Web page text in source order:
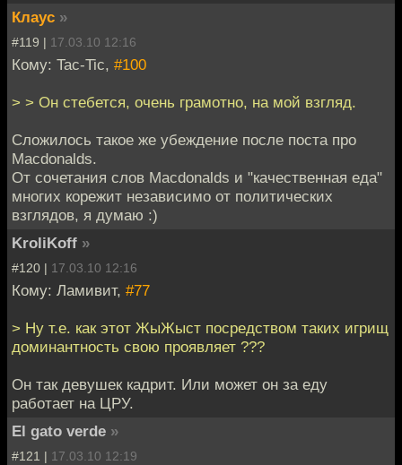
Клаус »
#119 | 17.03.10 12:16
Кому: Tac-Tic, #100
> > Он стебется, очень грамотно, на мой взгляд.
Сложилось такое же убеждение после поста про
Macdonalds.
От сочетания слов Macdonalds и "качественная еда"
многих корежит независимо от политических
взглядов, я думаю :)
KroliKoff »
#120 | 17.03.10 12:16
Кому: Ламивит, #77
> Ну т.е. как этот ЖыЖыст посредством таких игрищ
доминантность свою проявляет ???
Он так девушек кадрит. Или может он за еду
работает на ЦРУ.
El gato verde »
#121 | 17.03.10 12:19